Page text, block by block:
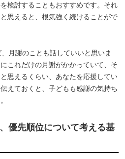
検討することもおすすめです。それ
思えると、根気強く続けることがで
月謝のことも話していいと思いま
これだけの月謝がかかっていて、そ
思えるくらい、あなたを応援してい
えておくと、子どもも感謝の気持ち
優先順位について考える基